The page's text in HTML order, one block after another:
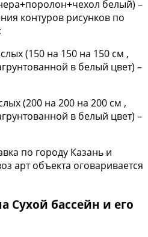
белый) –
контуров рисунков по
(150 на 150 на 150 см ,
в белый цвет) –
(200 на 200 на 200 см ,
в белый цвет) –
по городу Казань и
арт объекта оговаривается
Сухой бассейн и его